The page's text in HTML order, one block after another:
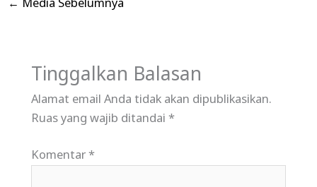
← Media Sebelumnya
Tinggalkan Balasan
Alamat email Anda tidak akan dipublikasikan.
Ruas yang wajib ditandai *
Komentar*